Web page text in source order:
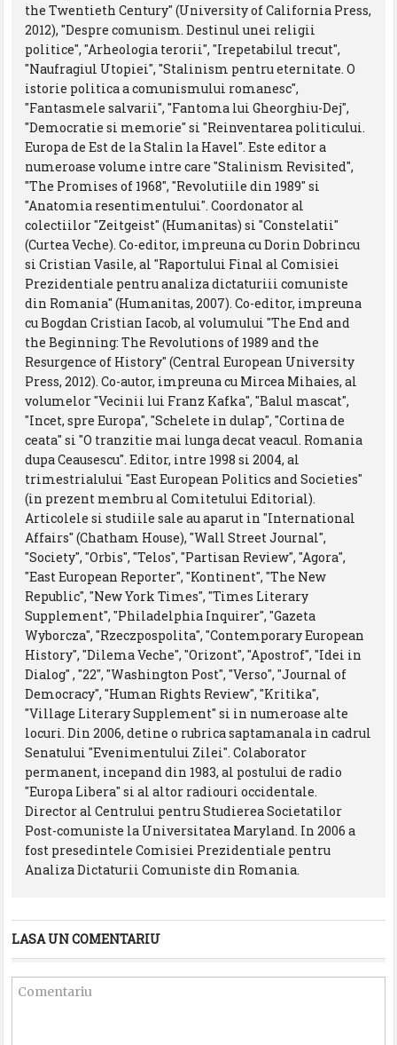
the Twentieth Century" (University of California Press,
2012), "Despre comunism. Destinul unei religii
politice", "Arheologia terorii", "Irepetabilul trecut",
"Naufragiul Utopiei", "Stalinism pentru eternitate. O
istorie politica a comunismului romanesc",
"Fantasmele salvarii", "Fantoma lui Gheorghiu-Dej",
"Democratie si memorie" si "Reinventarea politicului.
Europa de Est de la Stalin la Havel". Este editor a
numeroase volume intre care "Stalinism Revisited",
"The Promises of 1968", "Revolutiile din 1989" si
"Anatomia resentimentului". Coordonator al
colectiilor "Zeitgeist" (Humanitas) si "Constelatii"
(Curtea Veche). Co-editor, impreuna cu Dorin Dobrincu
si Cristian Vasile, al "Raportului Final al Comisiei
Prezidentiale pentru analiza dictaturiii comuniste
din Romania" (Humanitas, 2007). Co-editor, impreuna
cu Bogdan Cristian Iacob, al volumului "The End and
the Beginning: The Revolutions of 1989 and the
Resurgence of History" (Central European University
Press, 2012). Co-autor, impreuna cu Mircea Mihaies, al
volumelor "Vecinii lui Franz Kafka", "Balul mascat",
"Incet, spre Europa", "Schelete in dulap", "Cortina de
ceata" si "O tranzitie mai lunga decat veacul. Romania
dupa Ceausescu". Editor, intre 1998 si 2004, al
trimestrialului "East European Politics and Societies"
(in prezent membru al Comitetului Editorial).
Articolele si studiile sale au aparut in "International
Affairs" (Chatham House), "Wall Street Journal",
"Society", "Orbis", "Telos", "Partisan Review", "Agora",
"East European Reporter", "Kontinent", "The New
Republic", "New York Times", "Times Literary
Supplement", "Philadelphia Inquirer", "Gazeta
Wyborcza", "Rzeczpospolita", "Contemporary European
History", "Dilema Veche", "Orizont", "Apostrof", "Idei in
Dialog" , "22", "Washington Post", "Verso", "Journal of
Democracy", "Human Rights Review", "Kritika",
"Village Literary Supplement" si in numeroase alte
locuri. Din 2006, detine o rubrica saptamanala in cadrul
Senatului "Evenimentului Zilei". Colaborator
permanent, incepand din 1983, al postului de radio
"Europa Libera" si al altor radiouri occidentale.
Director al Centrului pentru Studierea Societatilor
Post-comuniste la Universitatea Maryland. In 2006 a
fost presedintele Comisiei Prezidentiale pentru
Analiza Dictaturii Comuniste din Romania.
LASA UN COMENTARIU